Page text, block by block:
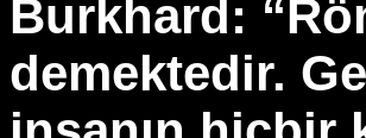
Burkhard:
demektedir.